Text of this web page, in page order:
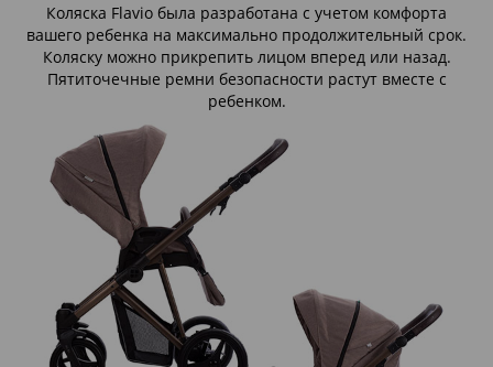
Коляска Flavio была разработана с учетом комфорта
вашего ребенка на максимально продолжительный срок.
Коляску можно прикрепить лицом вперед или назад.
Пятиточечные ремни безопасности растут вместе с
ребенком.